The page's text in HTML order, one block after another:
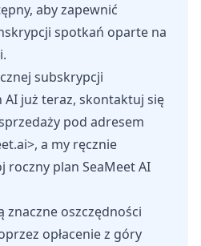
aby zapewnić
spotkań oparte na
subskrypcji
już teraz, skontaktuj się
pod adresem
>, a my ręcznie
plan SeaMeet AI
znaczne oszczędności
opłacenie z góry